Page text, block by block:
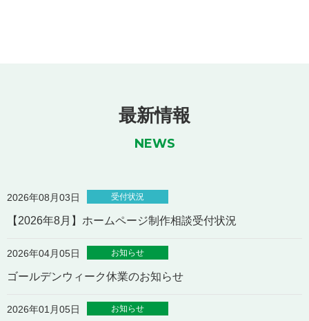
最新情報
NEWS
2026年08月03日 受付状況
【2026年8月】ホームページ制作相談受付状況
2026年04月05日 お知らせ
ゴールデンウィーク休業のお知らせ
2026年01月05日 お知らせ